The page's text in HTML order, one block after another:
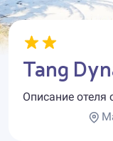
Tang
Описание отеля